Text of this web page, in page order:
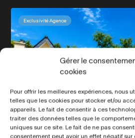
Gérer le
cookies
Pour offrir les meilleures expériences, nous
telles que les cookies pour stocker et/ou
appareils. Le fait de consentir à ces
traiter des données telles que le
uniques sur ce site. Le fait de ne pas
consentement peut avoir un effet négatif
Exclusivité Agence